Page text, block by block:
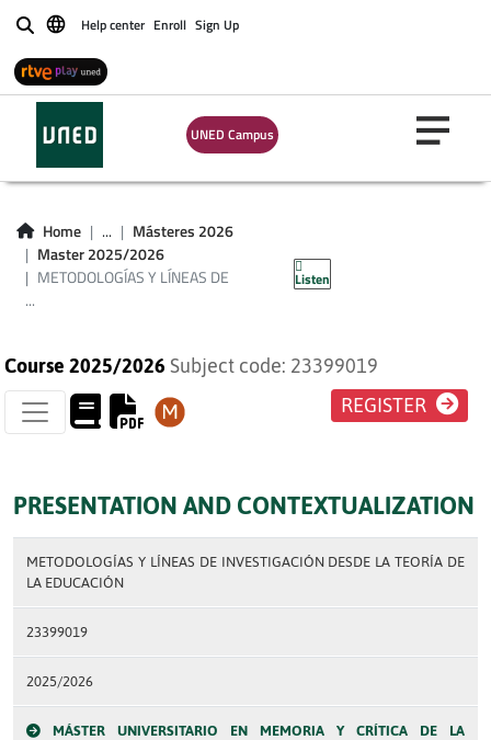
BuscarHelp center Enroll Sign Up
UNED Campus
Home ...
Másteres 2026
Master 2025/2026
METODOLOGÍAS Y LÍNEAS DE
...
Listen
METODOLOGÍAS Y
LÍNEAS DE
INVESTIGACIÓN
DESDE LA TEORÍA
DE LA EDUCACIÓN
Course 2025/2026 Subject code: 23399019
REGISTER
PRESENTATION AND CONTEXTUALIZATION
METODOLOGÍAS Y LÍNEAS DE INVESTIGACIÓN DESDE LA TEORÍA DE
LA EDUCACIÓN
23399019
2025/2026
MÁSTER UNIVERSITARIO EN MEMORIA Y CRÍTICA DE LA